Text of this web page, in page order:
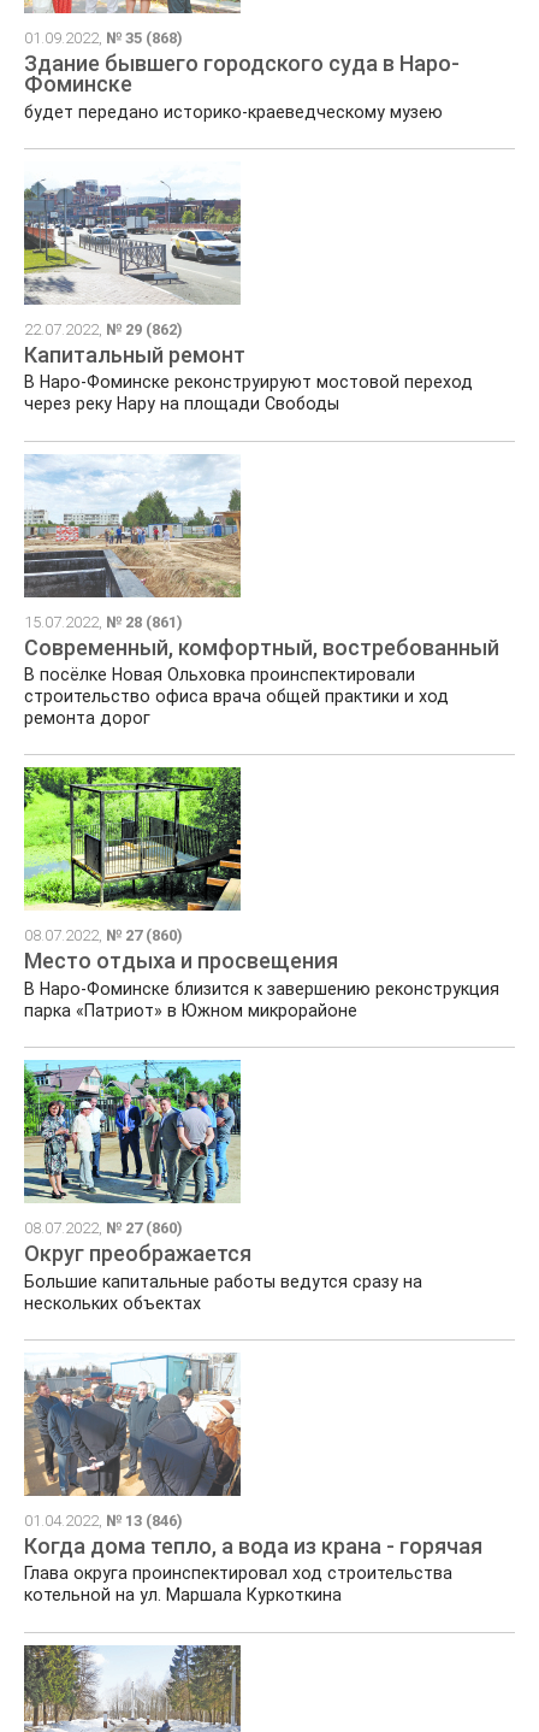
01.09.2022, № 35 (868)
Здание бывшего городского суда в Наро-
Фоминске
будет передано историко-краеведческому музею
22.07.2022, № 29 (862)
Капитальный ремонт
В Наро-Фоминске реконструируют мостовой переход
через реку Нару на площади Свободы
15.07.2022, № 28 (861)
Современный, комфортный, востребованный
В посёлке Новая Ольховка проинспектировали
строительство офиса врача общей практики и ход
ремонта дорог
08.07.2022, № 27 (860)
Место отдыха и просвещения
В Наро-Фоминске близится к завершению реконструкция
парка «Патриот» в Южном микрорайоне
08.07.2022, № 27 (860)
Округ преображается
Большие капитальные работы ведутся сразу на
нескольких объектах
01.04.2022, № 13 (846)
Когда дома тепло, а вода из крана - горячая
Глава округа проинспектировал ход строительства
котельной на ул. Маршала Куркоткина